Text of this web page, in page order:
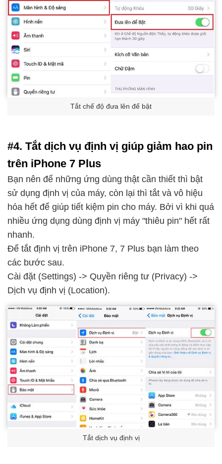
Tắt chế độ đưa lên để bật
#4. Tắt dịch vụ định vị giúp giảm hao pin
trên iPhone 7 Plus
Bạn nên để những ứng dùng thật cần thiết thì bật
sử dụng định vị của máy, còn lại thì tắt và vô hiệu
hóa hết để giúp tiết kiệm pin cho máy. Bởi vì khi quá
nhiều ứng dụng dùng định vị máy "thiêu pin" hết rất
nhanh.
Để tắt định vị trên iPhone 7, 7 Plus bạn làm theo
các bước sau.
Cài đặt (Settings) -> Quyền riêng tư (Privacy) ->
Dịch vụ định vị (Location).
Tắt dịch vụ định vị